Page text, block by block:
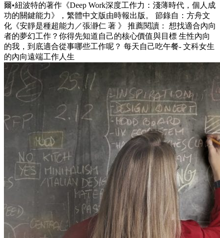
爾•紐波特的著作《Deep Work深度工作力：淺薄時代，個人成
功的關鍵能力》，繁體中文版由時報出版。 節錄自：方舟文
化《安靜是種超能力／張瀞仁 著 》 推薦閱讀： 想找適合內向
者的夢幻工作？你得先知道自己的核心價值與目標 生性內向
的我，到底適合從事哪些工作呢？ 每天自己吃午餐- 文科女生
的內向遠端工作人生